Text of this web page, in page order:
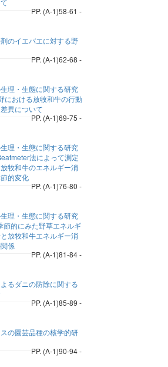
PP. (A-1)58-61 -
のイエバエに対する野
PP. (A-1)62-68 -
理・生態に関する研究
における放牧和牛の行動
異について
PP. (A-1)69-75 -
理・生態に関する研究
法によって測定
牧和牛のエネルギー消
的変化
PP. (A-1)76-80 -
理・生態に関する研究
節的にみた野草エネルギ
放牧和牛エネルギー消
係
PP. (A-1)81-84 -
るダニの防除に関する
PP. (A-1)85-89 -
の園芸品種の核学的研
PP. (A-1)90-94 -